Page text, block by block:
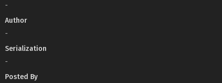
-
Author
-
Serialization
-
Posted By